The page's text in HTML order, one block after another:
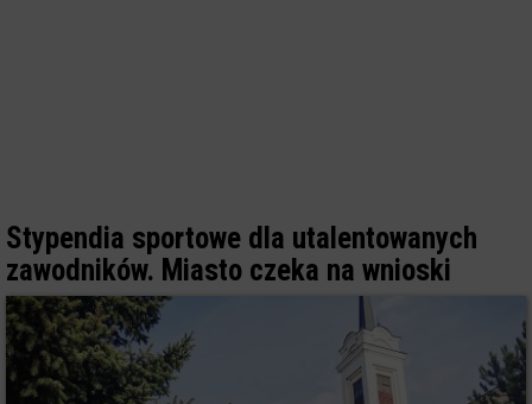
Stypendia sportowe dla utalentowanych
zawodników. Miasto czeka na wnioski